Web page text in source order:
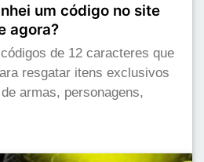
um código no site
agora?
de 12 caracteres que
resgatar itens exclusivos
armas, personagens,